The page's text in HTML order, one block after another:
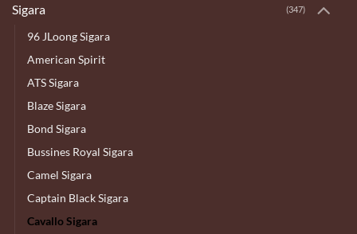
Sigara (347)
96 JLoong Sigara
American Spirit
ATS Sigara
Blaze Sigara
Bond Sigara
Bussines Royal Sigara
Camel Sigara
Captain Black Sigara
Cavallo Sigara